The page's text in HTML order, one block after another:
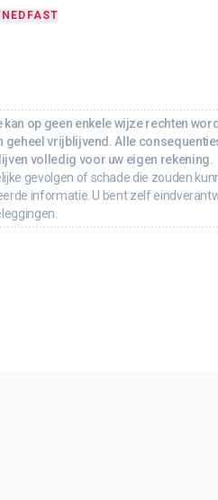
FAST
op geen enkele wijze rechten
vrijblijvend. Alle
volledig voor uw eigen rekening.
gevolgen of schade die zouden
informatie. U bent zelf